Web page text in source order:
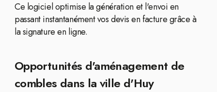
Ce logiciel optimise la génération et l'envoi en
passant instantanément vos devis en facture grâce à
la signature en ligne.
Opportunités d'aménagement de
combles dans la ville d'Huy